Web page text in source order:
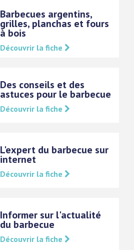
Barbecues argentins,
grilles, planchas et fours
à bois
Découvrir la fiche
Des conseils et des
astuces pour le barbecue
Découvrir la fiche
L'expert du barbecue sur
internet
Découvrir la fiche
Informer sur l'actualité
du barbecue
Découvrir la fiche